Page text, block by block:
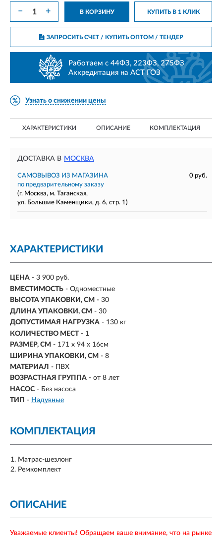
− + В КОРЗИНУ КУПИТЬ В 1 КЛИК
ЗАПРОСИТЬ СЧЕТ / КУПИТЬ ОПТОМ/ ТЕНДЕР
Работаем с 44ФЗ, 223ФЗ, 275ФЗ
Аккредитация на АСТ ГОЗ
Узнать о снижении цены
ХАРАКТЕРИСТИКИ ОПИСАНИЕ КОМПЛЕКТАЦИЯ
ДОСТАВКА В МОСКВА
САМОВЫВОЗ ИЗ МАГАЗИНА
0 руб.
по предварительному заказу
(г. Москва, м. Таганская,
ул. Большие Каменщики, д. 6, стр. 1)
ХАРАКТЕРИСТИКИ
ЦЕНА - 3 900 руб.
ВМЕСТИМОСТЬ - Одноместные
ВЫСОТА УПАКОВКИ, СМ - 30
ДЛИНА УПАКОВКИ, СМ - 30
ДОПУСТИМАЯ НАГРУЗКА - 130 кг
КОЛИЧЕСТВО МЕСТ - 1
РАЗМЕР, СМ - 171 х 94 х 16см
ШИРИНА УПАКОВКИ, СМ - 8
МАТЕРИАЛ - ПВХ
ВОЗРАСТНАЯ ГРУППА - от 8 лет
НАСОС - Без насоса
ТИП - Надувные
КОМПЛЕКТАЦИЯ
Матрас-шезлонг
Ремкомплект
ОПИСАНИЕ
Уважаемые клиенты! Обращаем ваше внимание, что на рынке